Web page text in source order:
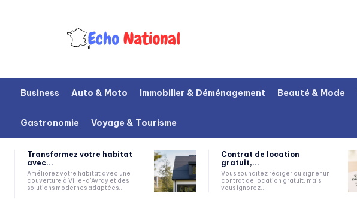
Business Auto & Moto Immobilier & Déménagement Beauté & Mode
Gastronomie Voyage & Tourisme
Transformez votre habitat
avec...
Améliorez votre habitat avec une
couverture à Ville-d'Avray et des
solutions modernes adaptées...
Contrat de location
gratuit,...
Vous souhaitez rédiger ou signer un
contrat de location gratuit, mais
vous ignorez...